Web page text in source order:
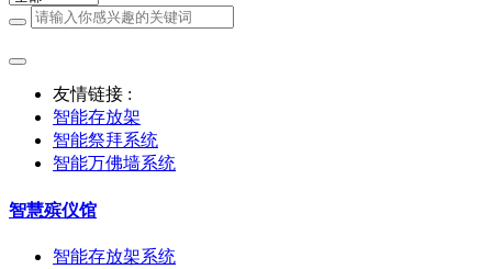
友情链接 :
智能存放架
智能祭拜系统
智能万佛墙系统
智慧殡仪馆
智能存放架系统